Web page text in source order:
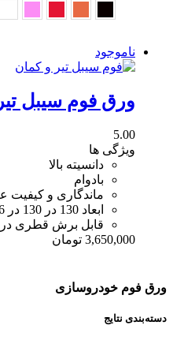
ناموجود
ورق فوم سیبل
5.00
ویژگی ها
دانسیته بالا
بادوام
ماندگاری و کیفیت
ابعاد 130 در 130 در 6 سانتیمتر
قابل برش قطری
3,650,000 تومان
ورق فوم خودروسازی
دسته‌بندی نتایج